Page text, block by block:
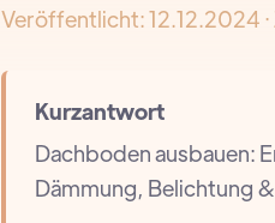
Veröffentlicht:12.12.2024
Kurzantwort
Dachboden ausbauen:
Dämmung, Belichtung